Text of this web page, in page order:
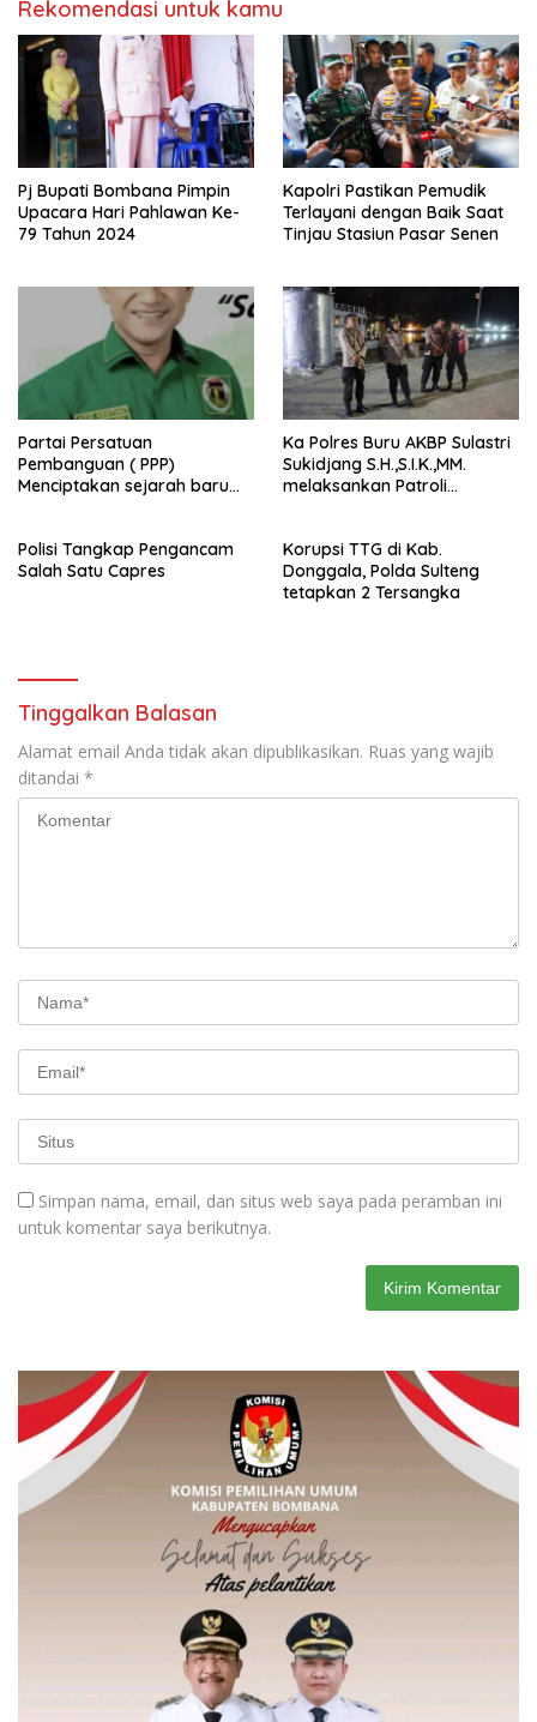
Rekomendasi untuk kamu
Pj Bupati Bombana Pimpin
Upacara Hari Pahlawan Ke-
79 Tahun 2024
Kapolri Pastikan Pemudik
Terlayani dengan Baik Saat
Tinjau Stasiun Pasar Senen
Partai Persatuan
Pembanguan ( PPP)
Menciptakan sejarah baru
Buru (Namlea).
Ka Polres Buru AKBP Sulastri
Sukidjang S.H.,S.I.K.,MM.
melaksankan Patroli
Polisi Tangkap Pengancam
Salah Satu Capres
Korupsi TTG di Kab.
Donggala, Polda Sulteng
tetapkan 2 Tersangka
Tinggalkan Balasan
Alamat email Anda tidak akan dipublikasikan. Ruas yang wajib
ditandai *
Simpan nama, email, dan situs web saya pada peramban ini
untuk komentar saya berikutnya.